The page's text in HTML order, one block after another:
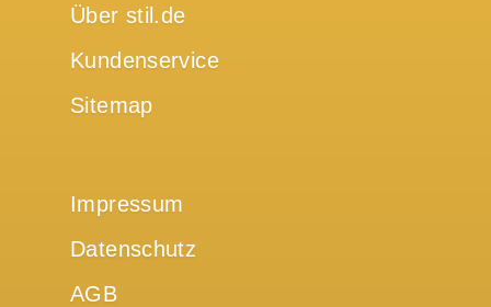
Über stil.de
Kundenservice
Sitemap
Impressum
Datenschutz
AGB